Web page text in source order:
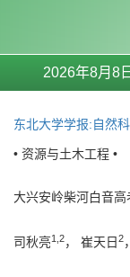
2026年8月8
东北大学学报:自然
• 资源与土木工程 •
大兴安岭柴河白音
司秋亮1,2， 崔天日 2